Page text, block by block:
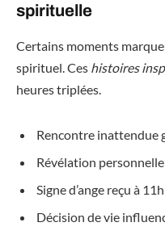
spirituelle
Certains moments
spirituel. Ces histoires
heures triplées.
Rencontre inattendue
Révélation
Signe d’ange reçu à
Décision de vie